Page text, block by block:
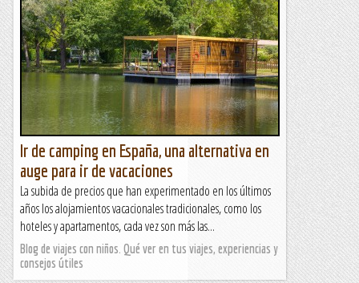
Ir de camping en España, una alternativa en
auge para ir de vacaciones
La subida de precios que han experimentado en los últimos
años los alojamientos vacacionales tradicionales, como los
hoteles y apartamentos, cada vez son más las...
Blog de viajes con niños. Qué ver en tus viajes, experiencias y
consejos útiles